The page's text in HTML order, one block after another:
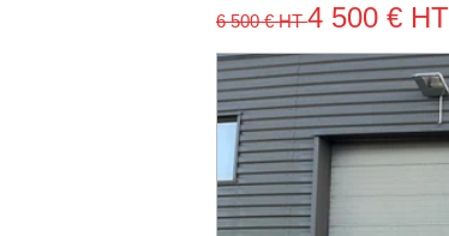
6 500 € HT 4 500 € HT